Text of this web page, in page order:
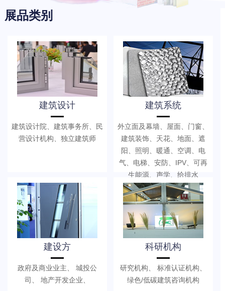
展品类别
建筑设计
建筑设计院、建筑事务所、民
营设计机构、独立建筑师
建筑系统
外立面及幕墙、屋面、门窗、
建筑装饰、天花、地面、遮
阳、照明、暖通、空调、电
气、电梯、安防、IPV、可再
生能源、声学、给排水
建设方
政府及商业业主、 城投公
司、 地产开发企业、
科研机构
研究机构、 标准认证机构、
绿色/低碳建筑咨询机构